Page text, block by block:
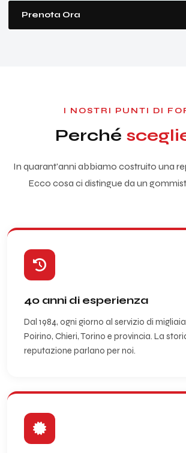
Prenota Ora
I NOSTRI PUNTI DI
Perché
In quarant'anni abbiamo costruito una
Ecco cosa ci distingue da un
40 anni di esperienza
Dal 1984, ogni giorno al servizio di
Poirino, Chieri, Torino e provincia. La
reputazione parlano per noi.